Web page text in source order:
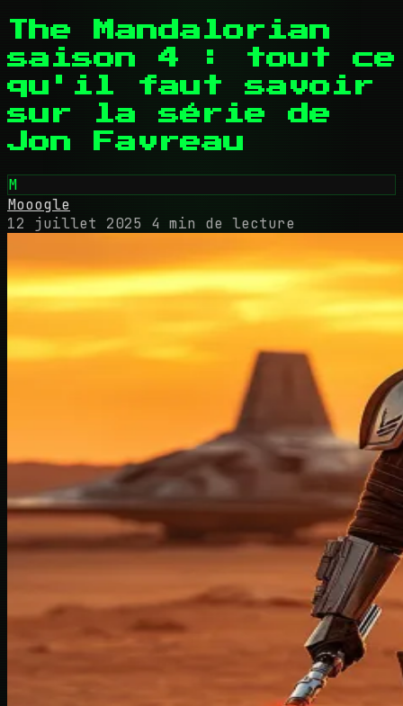
The Mandalorian
saison 4 : tout ce
qu'il faut savoir
sur la série de
Jon Favreau
M
Mooogle
12 juillet 2025
4 min de lecture